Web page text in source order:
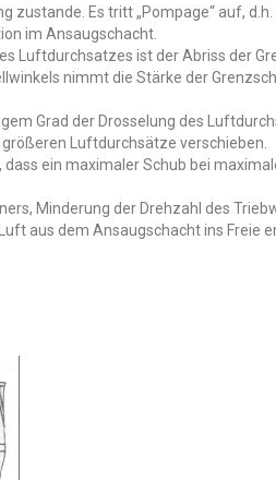
Es tritt „Pompage“ auf,
im Ansaugschacht.
Luftdurchsatzes ist der Abriss der
nimmt die Stärke der
Grad der Drosselung des
Luftdurchsätze verschieben.
ein maximaler Schub bei
Minderung der Drehzahl des
aus dem Ansaugschacht ins